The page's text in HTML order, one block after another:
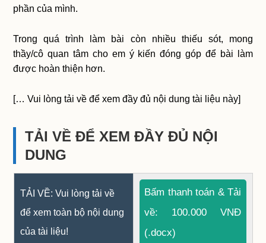
phần của mình.
Trong quá trình làm bài còn nhiều thiếu sót, mong
thầy/cô quan tâm cho em ý kiến đóng góp để bài làm
được hoàn thiện hơn.
[… Vui lòng tải về để xem đầy đủ nội dung tài liệu này]
TẢI VỀ ĐỂ XEM ĐẦY ĐỦ NỘI
DUNG
TẢI VỀ: Vui lòng tải về
để xem toàn bộ nội dung
của tài liệu!
Bấm thanh toán & Tải
về: 100.000 VNĐ
(.docx)